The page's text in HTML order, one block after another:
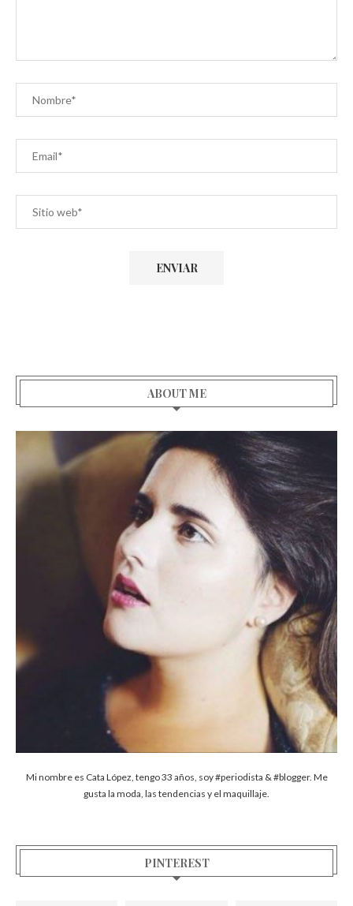
ABOUT ME
Mi nombre es Cata López, tengo 33 años, soy #periodista & #blogger. Me
gusta la moda, las tendencias y el maquillaje.
PINTEREST